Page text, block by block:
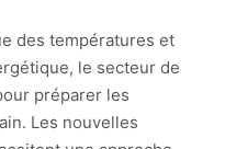
des températures et
le secteur de
préparer les
Les nouvelles